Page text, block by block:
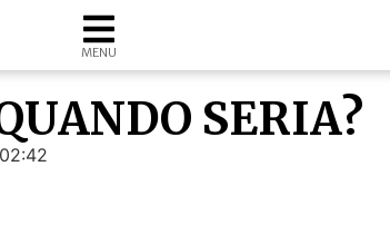
MENU
SERIA?